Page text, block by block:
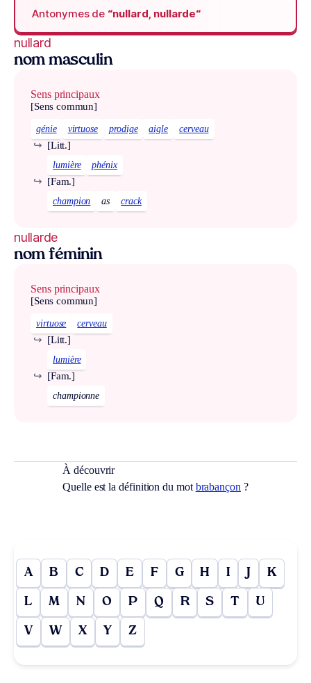
Antonymes de “nullard, nullarde“
nullard
nom masculin
Sens principaux
[Sens commun]
génie virtuose prodige aigle cerveau
[Litt.]
↪
lumière phénix
[Fam.]
↪
champion as crack
nullarde
nom féminin
Sens principaux
[Sens commun]
virtuose cerveau
[Litt.]
↪
lumière
[Fam.]
↪
championne
À découvrir
Quelle est la définition du mot brabançon ?
A B C D E F G H I J K
L M N O P Q R S T U
V W X Y Z